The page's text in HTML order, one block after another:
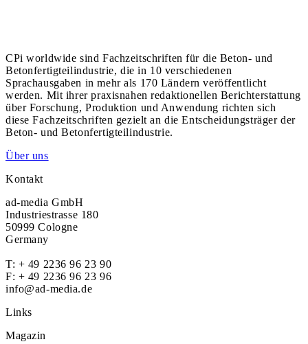
CPi worldwide sind Fachzeitschriften für die Beton- und
Betonfertigteilindustrie, die in 10 verschiedenen
Sprachausgaben in mehr als 170 Ländern veröffentlicht
werden. Mit ihrer praxisnahen redaktionellen Berichterstattung
über Forschung, Produktion und Anwendung richten sich
diese Fachzeitschriften gezielt an die Entscheidungsträger der
Beton- und Betonfertigteilindustrie.
Über uns
Kontakt
ad-media GmbH
Industriestrasse 180
50999 Cologne
Germany
T: + 49 2236 96 23 90
F: + 49 2236 96 23 96
info@ad-media.de
Links
Magazin